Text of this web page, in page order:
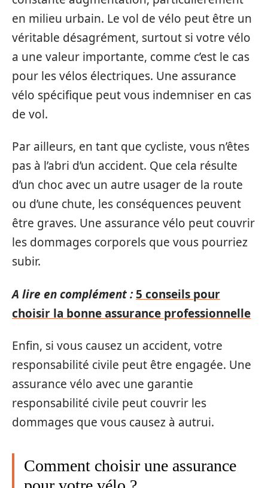
en milieu urbain. Le vol de vélo peut être un
véritable désagrément, surtout si votre vélo
a une valeur importante, comme c’est le cas
pour les vélos électriques. Une assurance
vélo spécifique peut vous indemniser en cas
de vol.
Par ailleurs, en tant que cycliste, vous n’êtes
pas à l’abri d’un accident. Que cela résulte
d’un choc avec un autre usager de la route
ou d’une chute, les conséquences peuvent
être graves. Une assurance vélo peut couvrir
les dommages corporels que vous pourriez
subir.
A lire en complément : 5 conseils pour
choisir la bonne assurance professionnelle
Enfin, si vous causez un accident, votre
responsabilité civile peut être engagée. Une
assurance vélo avec une garantie
responsabilité civile peut couvrir les
dommages que vous causez à autrui.
Comment choisir une assurance